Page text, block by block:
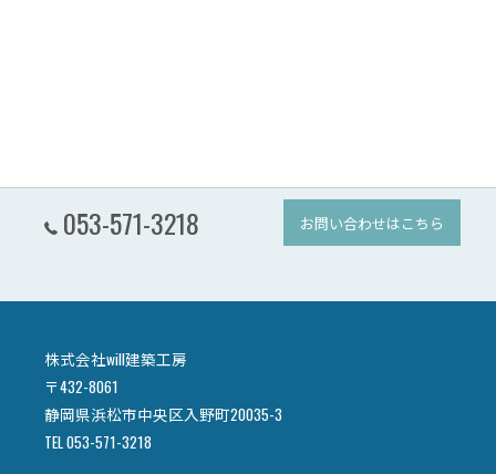
053-571-3218 お問い合わせはこちら
株式会社will建築工房
〒432-8061
静岡県浜松市中央区入野町20035-3
TEL 053-571-3218